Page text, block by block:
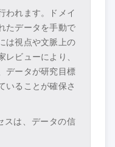
われます。ドメイ
たデータを手動で
は視点や文脈上の
ビューにより、
データが研究目標
いることが確保さ
スは、データの信